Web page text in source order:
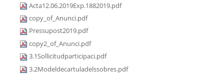
Acta12.06.2019Exp.1882019.pdf
copy_of_Anunci.pdf
Pressupost2019.pdf
copy2_of_Anunci.pdf
3.1Sollicitudparticipaci.pdf
3.2Modeldecartuladelssobres.pdf